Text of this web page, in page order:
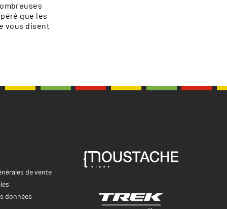
que les
vous disent
de vente
données